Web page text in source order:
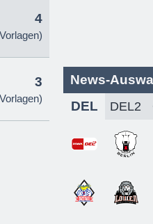
4
3
News-
DEL